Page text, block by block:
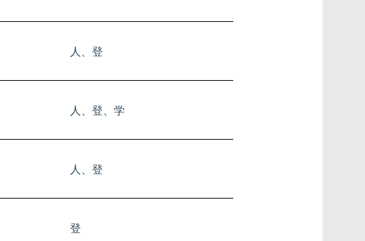
土、学
人、登
土
人、登
人、登
​人、登、学
​人、登
登